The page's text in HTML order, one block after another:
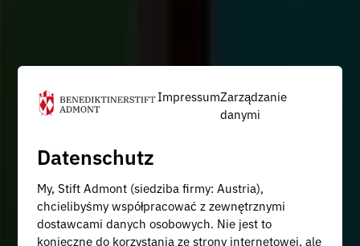
ImpressumZarządzanie
danymi
Datenschutz
My, Stift Admont (siedziba firmy: Austria),
chcielibyśmy współpracować z zewnętrznymi
dostawcami danych osobowych. Nie jest to
konieczne do korzystania ze strony internetowej, ale